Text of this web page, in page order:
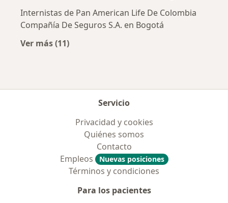
Internistas de Pan American Life De Colombia
Compañía De Seguros S.A. en Bogotá
Ver más (11)
Servicio
Privacidad y cookies
Quiénes somos
Contacto
Empleos
Nuevas posiciones
Términos y condiciones
Para los pacientes